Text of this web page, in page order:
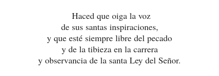
Haced que oiga la voz
de sus santas inspiraciones,
y que esté siempre libre del pecado
y de la tibieza en la carrera
y observancia de la santa Ley del Señor.